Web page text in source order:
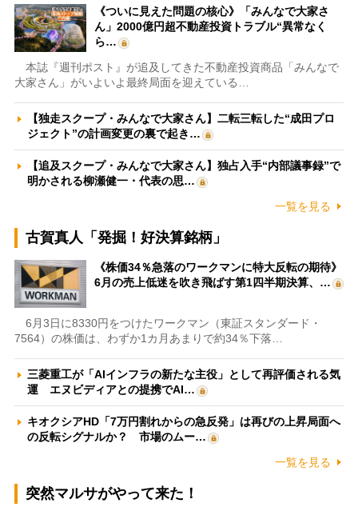
《ついに見えた問題の核心》「みんなで大家さ
ん」2000億円超不動産投資トラブル“異常なく
ら…
本誌『週刊ポスト』が追及してきた不動産投資商品「みんなで
大家さん」がいよいよ最終局面を迎えている…
【独走スクープ・みんなで大家さん】二転三転した“成田プロ
ジェクト”の計画変更の裏で起き…
【追及スクープ・みんなで大家さん】独占入手“内部議事録”で
明かされる柳瀬健一・代表の思…
一覧を見る
古賀真人「発掘！好決算銘柄」
《株価34％急落のワークマンに特大反転の期待》
6月の売上低迷を吹き飛ばす第1四半期決算、…
6月3日に8330円をつけたワークマン（東証スタンダード・
7564）の株価は、わずか1カ月あまりで約34％下落…
三菱重工が「AIインフラの新たな主役」として再評価される気
運 エヌビディアとの提携でAI…
キオクシアHD「7万円割れからの急反発」は再びの上昇局面へ
の反転シグナルか？ 市場のムー…
一覧を見る
突然マルサがやって来た！